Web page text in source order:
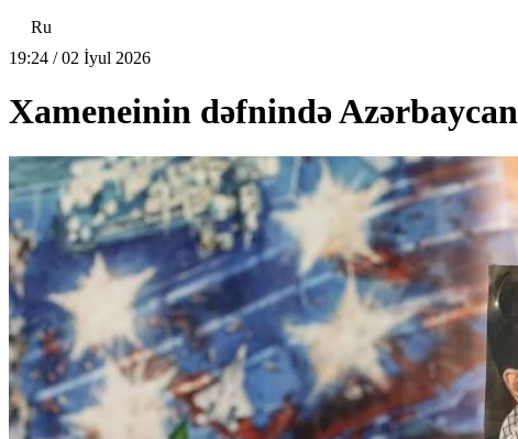
Ru
19:24 / 02 İyul 2026
Xameneinin dəfnində